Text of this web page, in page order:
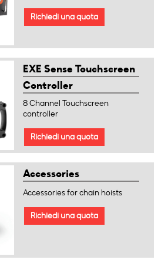
Richiedi una quota
EXE Sense Touchscreen
Controller
8 Channel Touchscreen
controller
Richiedi una quota
Accessories
Accessories for chain hoists
Richiedi una quota